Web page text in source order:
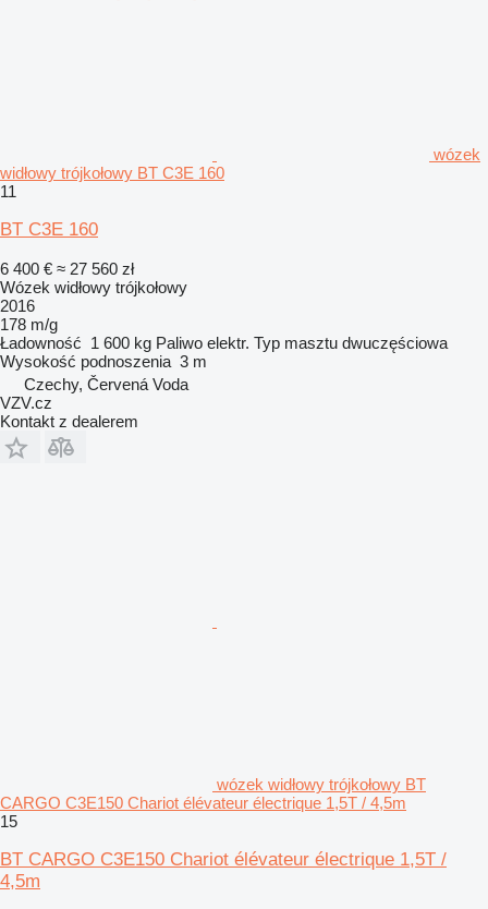
wózek
widłowy trójkołowy BT C3E 160
11
BT C3E 160
6 400 € ≈ 27 560 zł
Wózek widłowy trójkołowy
2016
178 m/g
Ładowność 1 600 kg Paliwo elektr. Typ masztu dwuczęściowa
Wysokość podnoszenia 3 m
Czechy, Červená Voda
VZV.cz
Kontakt z dealerem
wózek widłowy trójkołowy BT
CARGO C3E150 Chariot élévateur électrique 1,5T / 4,5m
15
BT CARGO C3E150 Chariot élévateur électrique 1,5T /
4,5m